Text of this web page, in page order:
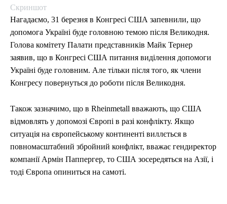
Скриншот
Нагадаємо, 31 березня в Конгресі США запевнили, що
допомога Україні буде головною темою після Великодня.
Голова комітету Палати представників Майк Тернер
заявив, що в Конгресі США питання виділення допомоги
Україні буде головним. Але тільки після того, як члени
Конгресу повернуться до роботи після Великодня.
Також зазначимо, що в Rheinmetall вважають, що США
відмовлять у допомозі Європі в разі конфлікту. Якщо
ситуація на європейському континенті виллється в
повномасштабний збройний конфлікт, вважає гендиректор
компанії Армін Паппергер, то США зосередяться на Азії, і
тоді Європа опиниться на самоті.